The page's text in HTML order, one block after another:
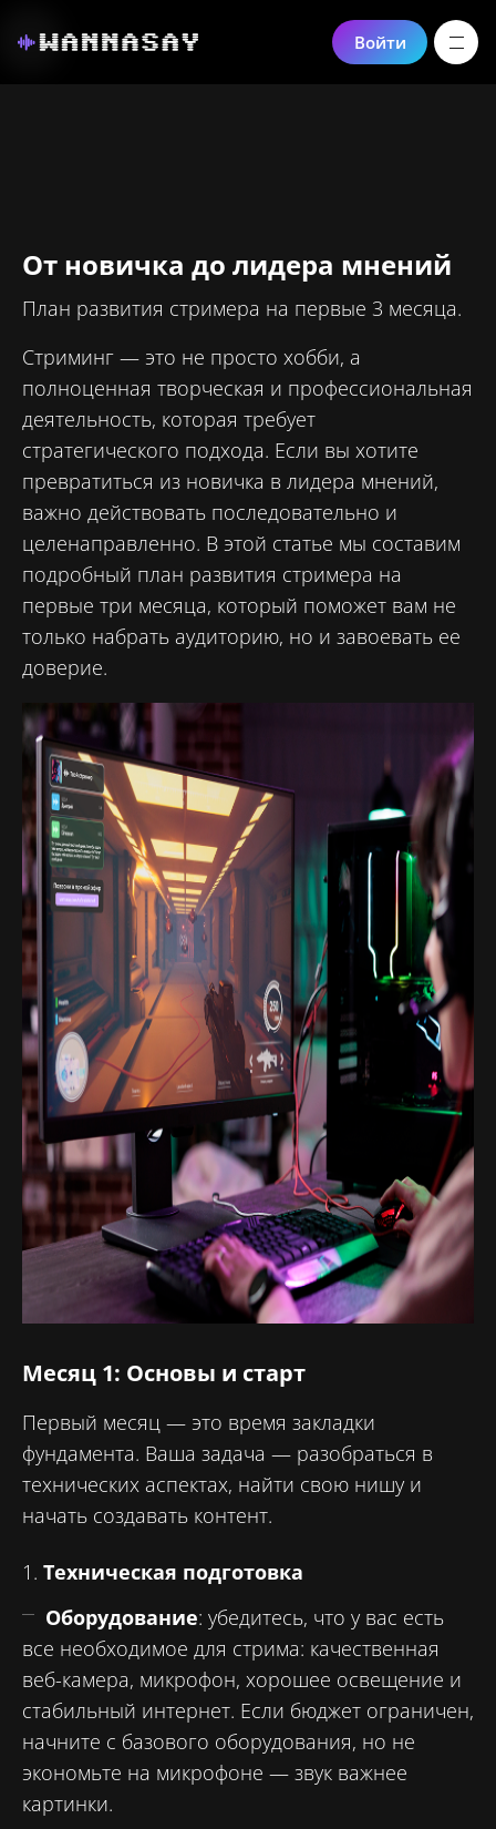
Войти
От новичка до лидера мнений
План развития стримера на первые 3 месяца.
Стриминг — это не просто хобби, а
полноценная творческая и профессиональная
деятельность, которая требует
стратегического подхода. Если вы хотите
превратиться из новичка в лидера мнений,
важно действовать последовательно и
целенаправленно. В этой статье мы составим
подробный план развития стримера на
первые три месяца, который поможет вам не
только набрать аудиторию, но и завоевать ее
доверие.
Месяц 1: Основы и старт
Первый месяц — это время закладки
фундамента. Ваша задача — разобраться в
технических аспектах, найти свою нишу и
начать создавать контент.
1. Техническая подготовка
Оборудование: убедитесь, что у вас есть
все необходимое для стрима: качественная
веб-камера, микрофон, хорошее освещение и
стабильный интернет. Если бюджет ограничен,
начните с базового оборудования, но не
экономьте на микрофоне — звук важнее
картинки.